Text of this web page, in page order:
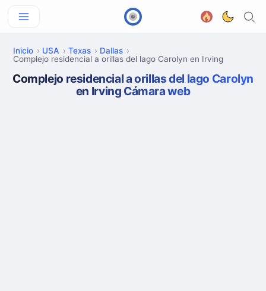
Inicio USA Texas
Dallas
Complejo residencial a orillas del lago Carolyn en Irving
Complejo residencial a orillas del lago Carolyn
en Irving Cámara web